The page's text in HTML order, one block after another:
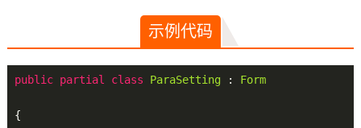
示例代码
public partial class ParaSetting : Form
{